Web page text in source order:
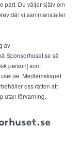
part. Du väljer själv om
där vi sammanställer
av
Sponsorhuset.se så
person] som
Medlemskapet
oss rätten att
utan förvarning.